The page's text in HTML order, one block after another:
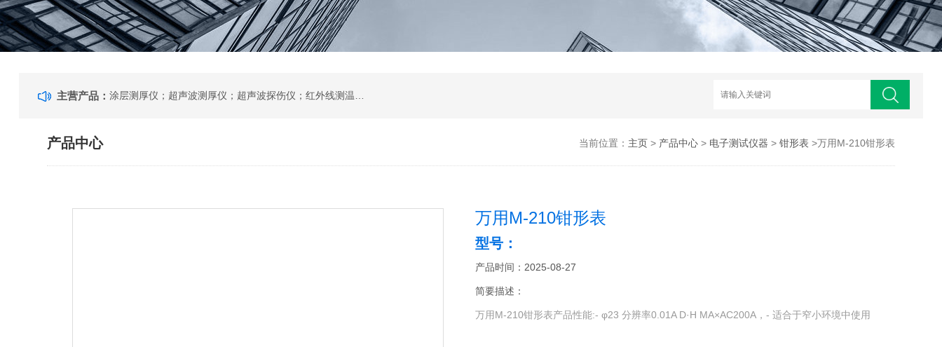
主营产品：
产品中心 当前位置： 主页> 产品中心> 电子测试仪器 > 钳形表 >万用M-210钳形表
万用M-210钳形表
型号：
产品时间：2025-08-27
简要描述：
万用M-210钳形表产品性能:- φ23 分辨率0.01A D·H MA×AC200A，- 适合于窄小环境中使用